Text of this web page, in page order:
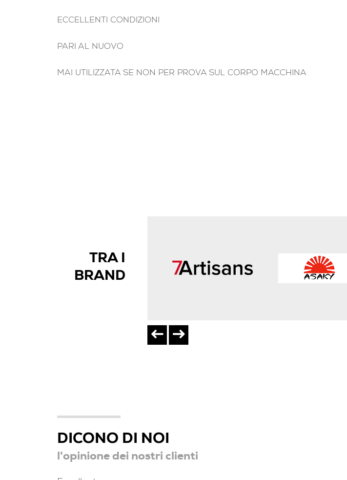
ECCELLENTI CONDIZIONI
PARI AL NUOVO
MAI UTILIZZATA SE NON PER PROVA SUL CORPO MACCHINA
TRA I
BRAND
DICONO DI NOI
l'opinione dei nostri clienti